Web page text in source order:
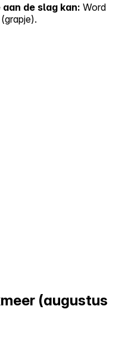
de slag kan: Word
(augustus